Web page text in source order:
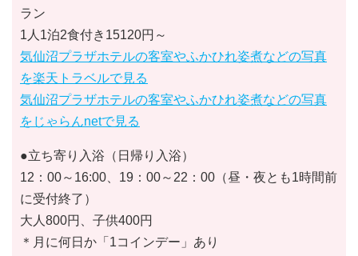
ラン
1人1泊2食付き15120円～
気仙沼プラザホテルの客室やふかひれ姿煮などの写真
を楽天トラベルで見る
気仙沼プラザホテルの客室やふかひれ姿煮などの写真
をじゃらんnetで見る
●立ち寄り入浴（日帰り入浴）
12：00～16:00、19：00～22：00（昼・夜とも1時間前
に受付終了）
大人800円、子供400円
＊月に何日か「1コインデー」あり